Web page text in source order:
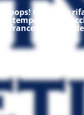
Ooops! Ci stiamo
frattempo, dai
francese ed in